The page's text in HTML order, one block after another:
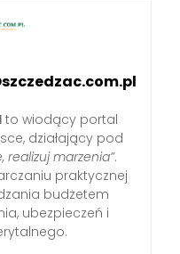
to wiodący portal
działający pod
realizuj marzenia”.
praktycznej
budżetem
ubezpieczeń i